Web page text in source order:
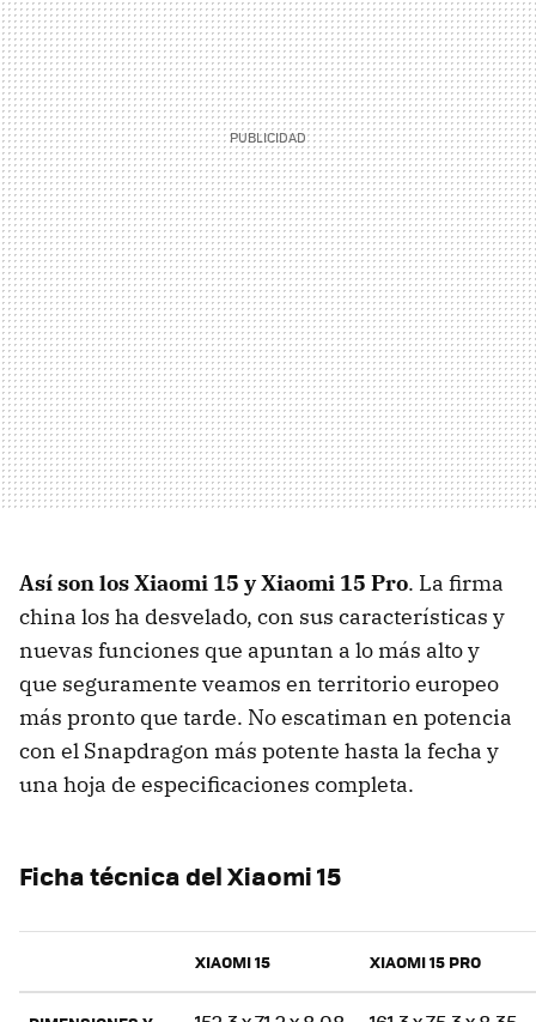
Así son los Xiaomi 15 y Xiaomi 15 Pro. La firma
china los ha desvelado, con sus características y
nuevas funciones que apuntan a lo más alto y
que seguramente veamos en territorio europeo
más pronto que tarde. No escatiman en potencia
con el Snapdragon más potente hasta la fecha y
una hoja de especificaciones completa.
Ficha técnica del Xiaomi 15
XIAOMI 15 XIAOMI 15 PRO